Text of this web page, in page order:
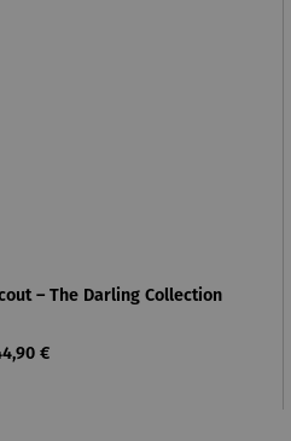
– The Darling Collection
Preis:
€